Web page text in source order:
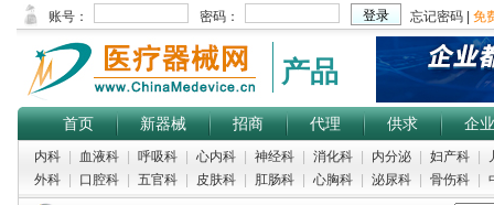
产品
首页 新器械 招商 代理 供求 企业
内科 血液科 呼吸科 心内科 神经科 消化科 内分泌 妇产科
外科
口腔科 五官科 皮肤科 肛肠科 心胸科 泌尿科 骨伤科